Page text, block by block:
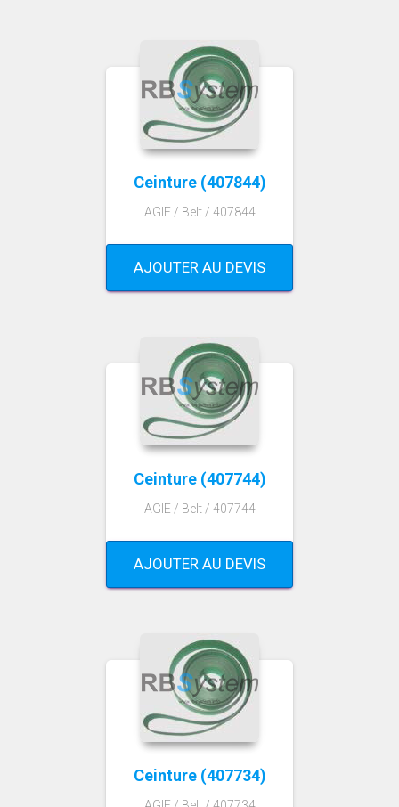
Ceinture (407844)
AGIE / Belt / 407844
AJOUTER AU DEVIS
Ceinture (407744)
AGIE / Belt / 407744
AJOUTER AU DEVIS
Ceinture (407734)